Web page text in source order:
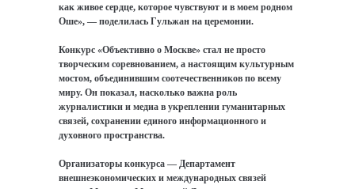
как живое сердце, которое чувствуют и в моем родном
Оше», — поделилась Гульжан на церемонии.
Конкурс «Объективно о Москве» стал не просто
творческим соревнованием, а настоящим культурным
мостом, объединившим соотечественников по всему
миру. Он показал, насколько важна роль
журналистики и медиа в укреплении гуманитарных
связей, сохранении единого информационного и
духовного пространства.
Организаторы конкурса — Департамент
внешнеэкономических и международных связей